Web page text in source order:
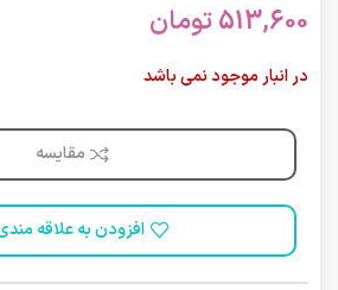
513,600تومان
در انبار موجود نمی باشد
مقایسه
افزودن به علاقه